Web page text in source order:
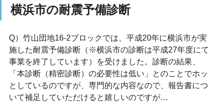
横浜市の耐震予備診断
Q）竹山団地16-2ブロックでは、平成20年に横浜市が実
施した耐震予備診断（※横浜市の診断は平成27年度にて
事業を終了しています）を受けました。診断の結果、
「本診断（精密診断）の必要性は低い」とのことでホッ
としているのですが、専門的な内容なので、報告書につ
いて補足していただけると嬉しいのですが…